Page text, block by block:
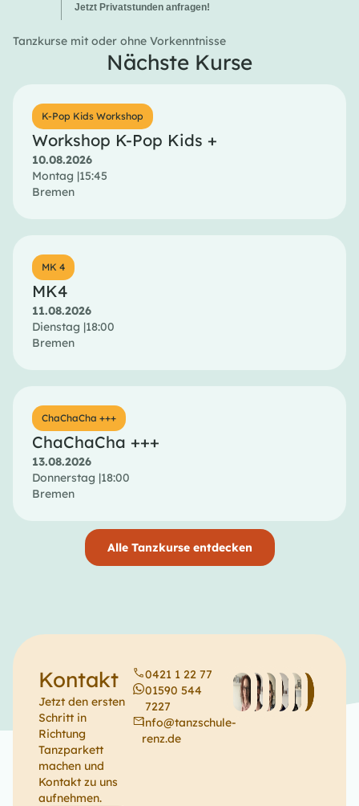
Jetzt Privatstunden anfragen!
Tanzkurse mit oder ohne Vorkenntnisse
Nächste Kurse
K-Pop Kids Workshop
Workshop K-Pop Kids +
10.08.2026
Montag |15:45
Bremen
MK 4
MK4
11.08.2026
Dienstag |18:00
Bremen
ChaChaCha +++
ChaChaCha +++
13.08.2026
Donnerstag |18:00
Bremen
Alle Tanzkurse entdecken
Kontakt
Jetzt den ersten
Schritt in
Richtung
Tanzparkett
machen und
Kontakt zu uns
aufnehmen.
0421 1 22 77
01590 544
7227
info@tanzschule-
renz.de